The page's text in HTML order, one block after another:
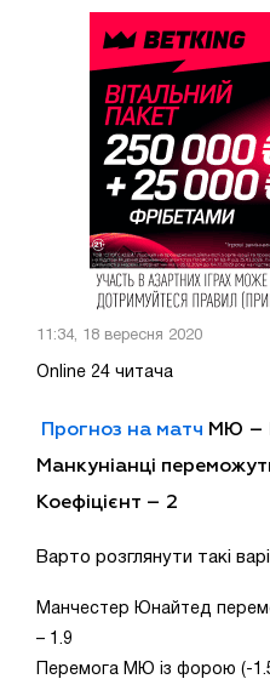
11:34, 18 вересня 2020
Online 24 читача
Прогноз на матч МЮ –
Манкуніанці
Коефіцієнт – 2
Варто розглянути такі
Манчестер Юнайтед
– 1.9
Перемога МЮ із форою (-